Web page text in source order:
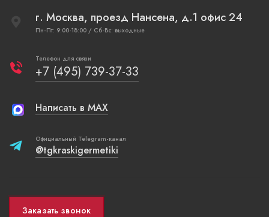
г. Москва, проезд Нансена, д.1 офис 24
Пн-Пт: 9:00-18:00 / Сб-Вс: выходные
Телефон для связи
+7 (495) 739-37-33
Написать в MAX
Официальный Telegram-канал
@tgkraskigermetiki
Заказать звонок